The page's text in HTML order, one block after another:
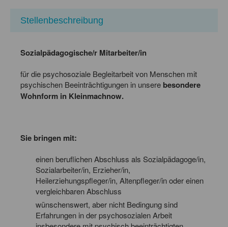
Stellenbeschreibung
Sozialpädagogische/r Mitarbeiter/in
für die psychosoziale Begleitarbeit von Menschen mit
psychischen Beeinträchtigungen in unsere besondere
Wohnform in Kleinmachnow.
Sie bringen mit:
einen beruflichen Abschluss als Sozialpädagoge/in,
Sozialarbeiter/in, Erzieher/in,
Heilerziehungspfleger/in, Altenpfleger/in oder einen
vergleichbaren Abschluss
wünschenswert, aber nicht Bedingung sind
Erfahrungen in der psychosozialen Arbeit